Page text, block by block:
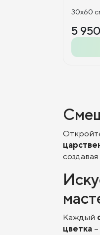
30x60
5
создавая
Каждый
цветка